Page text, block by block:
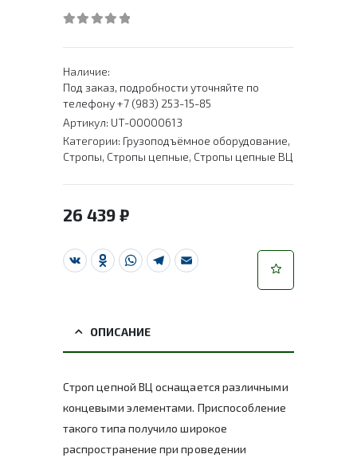
Наличие:
Под заказ, подробности уточняйте по
телефону +7 (983) 253-15-85
Артикул: UT-00000613
Категории: Грузоподъёмное оборудование,
Стропы, Стропы цепные, Стропы цепные ВЦ
26 439 ₽
VK Odnoklassniki
WhatsApp
Telegram
Email
ОПИСАНИЕ
Строп цепной ВЦ оснащается различными
концевыми элементами. Приспособление
такого типа получило широкое
распространение при проведении